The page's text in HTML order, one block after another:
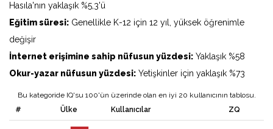
Hasıla'nın yaklaşık %5,3'ü
Eğitim süresi: Genellikle K-12 için 12 yıl, yüksek öğrenimle
değişir
İnternet erişimine sahip nüfusun yüzdesi: Yaklaşık %58
Okur-yazar nüfusun yüzdesi: Yetişkinler için yaklaşık %73
Bu kategoride IQ'su 100'ün üzerinde olan en iyi 20 kullanıcının tablosu.
#
Ülke Kullanıcılar ZQ